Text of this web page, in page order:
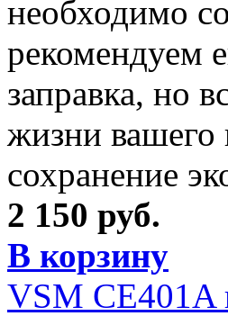
необходимо
рекомендуем
заправка, но
жизни вашего
сохранение
2 150 руб.
В корзину
VSM CE401A